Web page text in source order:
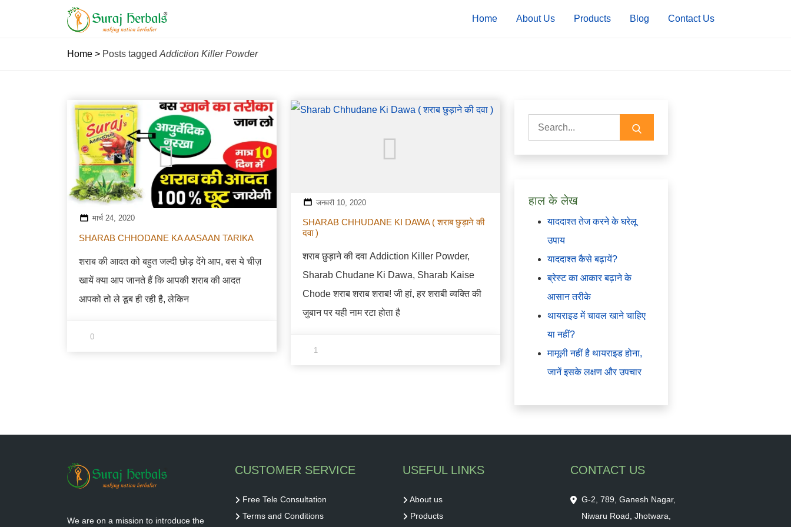
Home About Us Products Blog Contact Us
Home > Posts tagged Addiction Killer Powder
मार्च 24, 2020
SHARAB CHHODANE KA AASAAN TARIKA
शराब की आदत को बहुत जल्दी छोड़ देंगे आप, बस ये चीज़
खायें क्या आप जानते हैं कि आपकी शराब की आदत
आपको तो ले डूब ही रही है, लेकिन
0
जनवरी 10, 2020
SHARAB CHHUDANE KI DAWA ( शराब छुड़ाने की
दवा )
शराब छुड़ाने की दवा Addiction Killer Powder,
Sharab Chudane Ki Dawa, Sharab Kaise
Chode शराब शराब शराब! जी हां, हर शराबी व्यक्ति की
जुबान पर यही नाम रटा होता है
1
Search
for:
हाल के लेख
याददाश्त तेज करने के घरेलू
उपाय
याददाश्त कैसे बढ़ायें?
ब्रेस्ट का आकार बढ़ाने के
आसान तरीके
थायराइड में चावल खाने चाहिए
या नहीं?
मामूली नहीं है थायराइड होना,
जानें इसके लक्षण और उपचार
We are on a mission to introduce the
CUSTOMER SERVICE
Free Tele Consultation
Terms and Conditions
USEFUL LINKS
About us
Products
CONTACT US
G-2, 789, Ganesh Nagar,
Niwaru Road, Jhotwara,